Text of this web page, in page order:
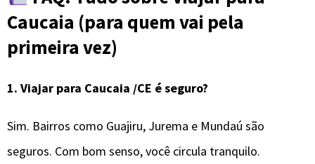
Caucaia (para quem vai pela
primeira vez)
1. Viajar para Caucaia /CE é seguro?
Sim. Bairros como Guajiru, Jurema e Mundaú são
seguros. Com bom senso, você circula tranquilo.